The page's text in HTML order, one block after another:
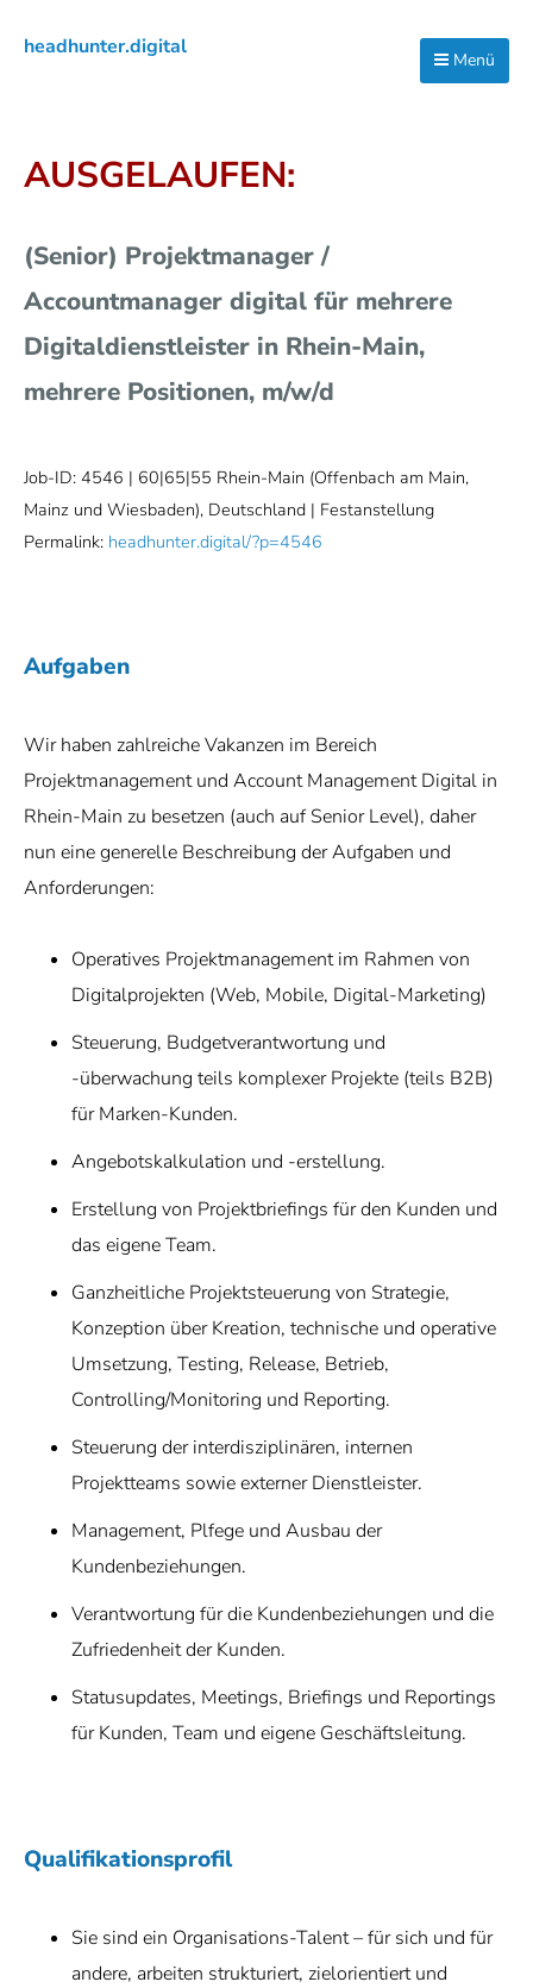
Hauptnavigation
Inhalt
Seitenspalte
headhunter.digital
Menü
AUSGELAUFEN:
(Senior) Projektmanager /
Accountmanager digital für mehrere
Digitaldienstleister in Rhein-Main,
mehrere Positionen, m/w/d
Job-ID: 4546 | 60|65|55 Rhein-Main (Offenbach am Main,
Mainz und Wiesbaden), Deutschland | Festanstellung
Permalink: headhunter.digital/?p=4546
Aufgaben
Wir haben zahlreiche Vakanzen im Bereich
Projektmanagement und Account Management Digital in
Rhein-Main zu besetzen (auch auf Senior Level), daher
nun eine generelle Beschreibung der Aufgaben und
Anforderungen:
Operatives Projektmanagement im Rahmen von
Digitalprojekten (Web, Mobile, Digital-Marketing)
Steuerung, Budgetverantwortung und
-überwachung teils komplexer Projekte (teils B2B)
für Marken-Kunden.
Angebotskalkulation und -erstellung.
Erstellung von Projektbriefings für den Kunden und
das eigene Team.
Ganzheitliche Projektsteuerung von Strategie,
Konzeption über Kreation, technische und operative
Umsetzung, Testing, Release, Betrieb,
Controlling/Monitoring und Reporting.
Steuerung der interdisziplinären, internen
Projektteams sowie externer Dienstleister.
Management, Plfege und Ausbau der
Kundenbeziehungen.
Verantwortung für die Kundenbeziehungen und die
Zufriedenheit der Kunden.
Statusupdates, Meetings, Briefings und Reportings
für Kunden, Team und eigene Geschäftsleitung.
Qualifikationsprofil
Sie sind ein Organisations-Talent – für sich und für
andere, arbeiten strukturiert, zielorientiert und